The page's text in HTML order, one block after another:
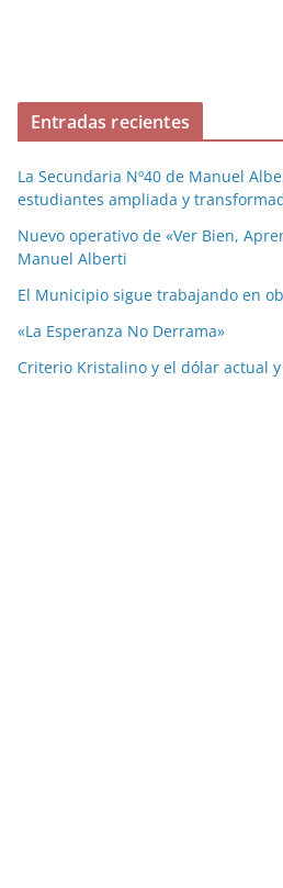
Entradas recientes
La Secundaria Nº40 de Manuel
estudiantes ampliada y
Nuevo operativo de «Ver Bien,
Manuel Alberti
El Municipio sigue trabajando en
«La Esperanza No Derrama»
Criterio Kristalino y el dólar actual